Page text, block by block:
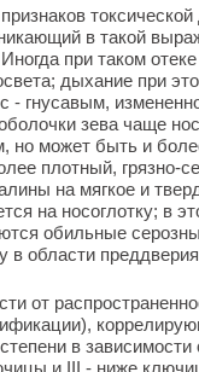
в такой
при таком
дыхание при
- гнусавым,
зева чаще
может быть и
плотный, грязно-
на мягкое и
на носоглотку; в
обильные
области
от
в зависимости
и III - ниже